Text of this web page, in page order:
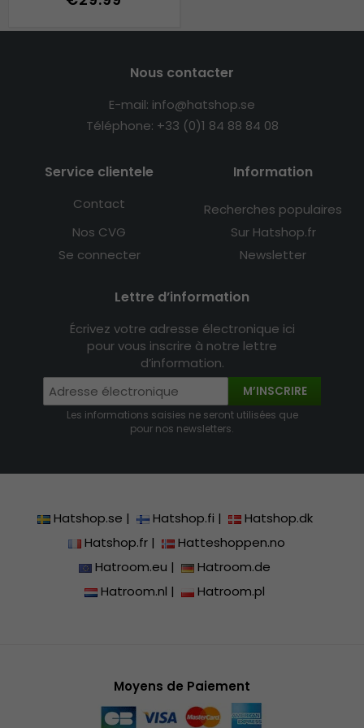
Nous contacter
E-mail: info@hatshop.se
Téléphone: +33 (0)1 84 88 84 08
Service clientele
Contact
Nos CVG
Se connecter
Information
Recherches populaires
Sur Hatshop.fr
Newsletter
Lettre d’information
Écrivez votre adresse électronique ici
pour vous inscrire à notre lettre
d’information.
M’INSCRIRE
Les informations saisies ne seront utilisées que
pour nos newsletters.
Hatshop.se | Hatshop.fi |
Hatshop.dk
Hatshop.fr|
Hatteshoppen.no
Hatroom.eu |
Hatroom.de
Hatroom.nl | Hatroom.pl
Moyens de Paiement